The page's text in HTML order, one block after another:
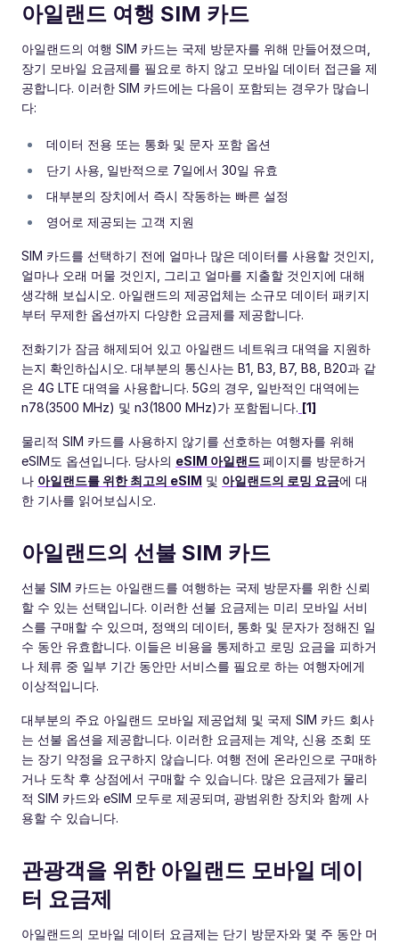
아일랜드 여행 SIM 카드
아일랜드의 여행 SIM 카드는 국제 방문자를 위해 만들어졌으며,
장기 모바일 요금제를 필요로 하지 않고 모바일 데이터 접근을 제
공합니다. 이러한 SIM 카드에는 다음이 포함되는 경우가 많습니
다:
데이터 전용 또는 통화 및 문자 포함 옵션
단기 사용, 일반적으로 7일에서 30일 유효
대부분의 장치에서 즉시 작동하는 빠른 설정
영어로 제공되는 고객 지원
SIM 카드를 선택하기 전에 얼마나 많은 데이터를 사용할 것인지,
얼마나 오래 머물 것인지, 그리고 얼마를 지출할 것인지에 대해
생각해 보십시오. 아일랜드의 제공업체는 소규모 데이터 패키지
부터 무제한 옵션까지 다양한 요금제를 제공합니다.
전화기가 잠금 해제되어 있고 아일랜드 네트워크 대역을 지원하
는지 확인하십시오. 대부분의 통신사는 B1, B3, B7, B8, B20과 같
은 4G LTE 대역을 사용합니다. 5G의 경우, 일반적인 대역에는
n78(3500 MHz) 및 n3(1800 MHz)가 포함됩니다. [1]
물리적 SIM 카드를 사용하지 않기를 선호하는 여행자를 위해
eSIM도 옵션입니다. 당사의 eSIM 아일랜드페이지를 방문하거
나 아일랜드를 위한 최고의 eSIM 및 아일랜드의 로밍 요금에 대
한 기사를 읽어보십시오.
아일랜드의 선불 SIM 카드
선불 SIM 카드는 아일랜드를 여행하는 국제 방문자를 위한 신뢰
할 수 있는 선택입니다. 이러한 선불 요금제는 미리 모바일 서비
스를 구매할 수 있으며, 정액의 데이터, 통화 및 문자가 정해진 일
수 동안 유효합니다. 이들은 비용을 통제하고 로밍 요금을 피하거
나 체류 중 일부 기간 동안만 서비스를 필요로 하는 여행자에게
이상적입니다.
대부분의 주요 아일랜드 모바일 제공업체 및 국제 SIM 카드 회사
는 선불 옵션을 제공합니다. 이러한 요금제는 계약, 신용 조회 또
는 장기 약정을 요구하지 않습니다. 여행 전에 온라인으로 구매하
거나 도착 후 상점에서 구매할 수 있습니다. 많은 요금제가 물리
적 SIM 카드와 eSIM 모두로 제공되며, 광범위한 장치와 함께 사
용할 수 있습니다.
관광객을 위한 아일랜드 모바일 데이
터 요금제
아일랜드의 모바일 데이터 요금제는 단기 방문자와 몇 주 동안 머